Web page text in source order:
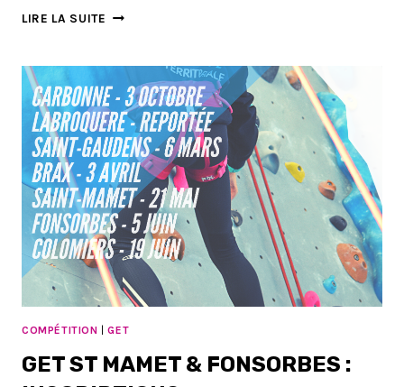
LIRE LA SUITE GET
INSCRIPTIONS
SONT
OUVERTES
!
COMPÉTITION |GET
GET ST MAMET & FONSORBES :